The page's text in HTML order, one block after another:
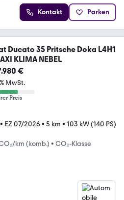
Kontakt Parken
35 Pritsche Doka L4H1
KLIMA NEBEL
€
MwSt.
Preis
• EZ 07/2026• 5 km • 103 kW (140 PS)
km (komb.) • CO₂-Klasse